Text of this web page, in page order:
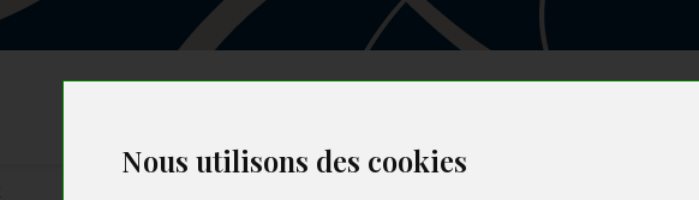
Nous utilisons des cookies